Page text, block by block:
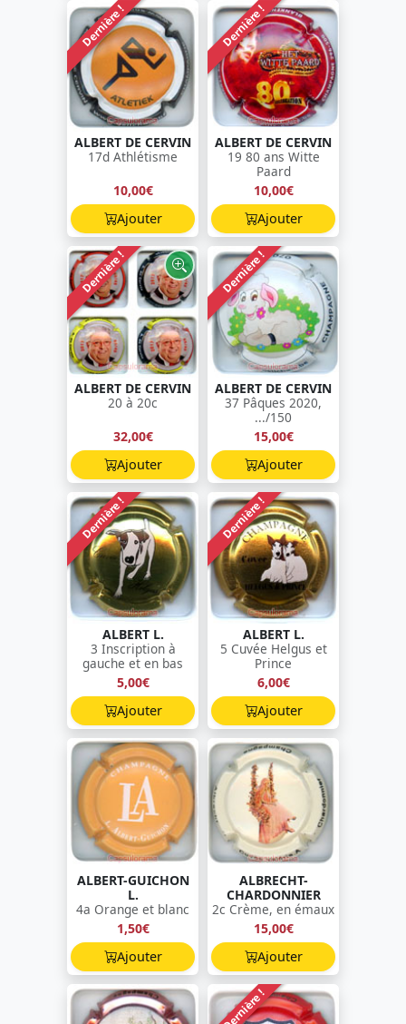
Dernière !
ALBERT DE CERVIN
17d Athlétisme
10,00€
Ajouter
Dernière !
ALBERT DE CERVIN
19 80 ans Witte
Paard
10,00€
Ajouter
Dernière !
ALBERT DE CERVIN
20 à 20c
32,00€
Ajouter
Dernière !
ALBERT DE CERVIN
37 Pâques 2020,
.../150
15,00€
Ajouter
Dernière !
ALBERT L.
3 Inscription à
gauche et en bas
5,00€
Ajouter
Dernière !
ALBERT L.
5 Cuvée Helgus et
Prince
6,00€
Ajouter
ALBERT-GUICHON
L.
4a Orange et blanc
1,50€
Ajouter
ALBRECHT-
CHARDONNIER
2c Crème, en émaux
15,00€
Ajouter
Dernière !